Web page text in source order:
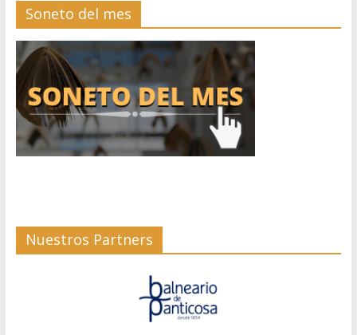
Soneto del mes
Nuestros Partners